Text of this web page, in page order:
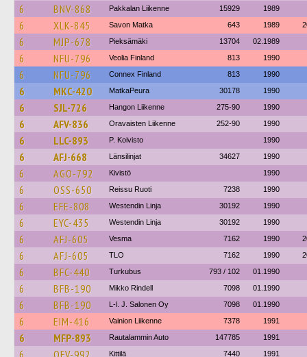
6 BNV-868 Pakkalan Liikenne 15929 1989
6 XLK-845 Savon Matka 643 1989
6 MJP-678 Pieksämäki 13704 02.1989
6 NFU-796 Veolia Finland 813 1990
6 NFU-796 Connex Finland 813 1990
6 MKC-420 MatkaPeura 30178 1990
6 SJL-726 Hangon Liikenne 275-90 1990
6 AFV-836 Oravaisten Liikenne 252-90 1990
6 LLC-893 P. Koivisto 1990
6 AFJ-668 Länsilinjat 34627 1990
6 AGO-792 Kivistö 1990
6 OSS-650 Reissu Ruoti 7238 1990
6 EFE-808 Westendin Linja 30192 1990
6 EYC-435 Westendin Linja 30192 1990
6 AFJ-605 Vesma 7162 1990
6 AFJ-605 TLO 7162 1990
6 BFC-440 Turkubus 793 / 102 01.1990
6 BFB-190 Mikko Rindell 7098 01.1990
6 BFB-190 L-l. J. Salonen Oy 7098 01.1990
6 EIM-416 Vainion Liikenne 7378 1991
6 MFP-893 Rautalammin Auto 147785 1991
6 OFV-992 Kittilä 7440 1991